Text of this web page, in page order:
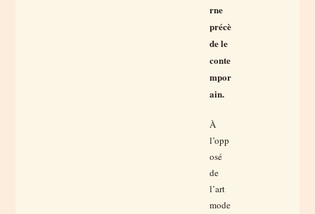
rne
précè
de le
conte
mpor
ain.
À
l’opp
osé
de
l’art
mode